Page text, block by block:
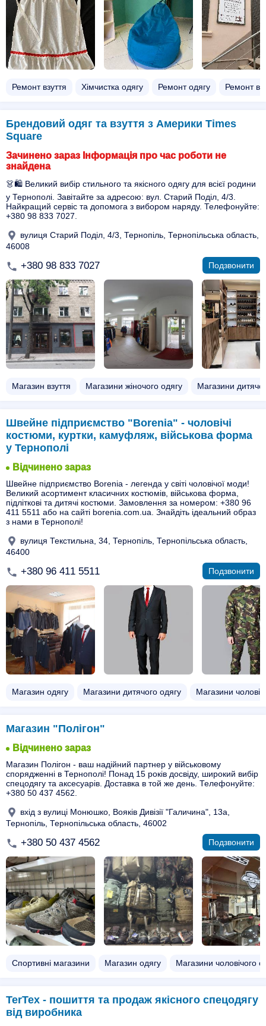
Ремонт взуття Хімчистка одягу Ремонт одягу Ремонт
Брендовий одяг та взуття з Америки Times
Square
Зачинено зараз Інформація про час роботи не
знайдена
👗🛍️ Великий вибір стильного та якісного одягу для всієї родини
у Тернополі. Завітайте за адресою: вул. Старий Поділ, 4/3.
Найкращий сервіс та допомога з вибором наряду. Телефонуйте:
+380 98 833 7027.
вулиця Старий Поділ, 4/3, Тернопіль, Тернопільська область,
46008
+380 98 833 7027 Подзвонити
Магазин взуття Магазини жіночого одягу Магазини
Швейне підприємство "Borenia" - чоловічі
костюми, куртки, камуфляж, військова форма
у Тернополі
Відчинено зараз
Швейне підприємство Borenia - легенда у світі чоловічої моди!
Великий асортимент класичних костюмів, військова форма,
підліткові та дитячі костюми. Замовлення за номером: +380 96
411 5511 або на сайті borenia.com.ua. Знайдіть ідеальний образ
з нами в Тернополі!
вулиця Текстильна, 34, Тернопіль, Тернопільська область,
46400
+380 96 411 5511 Подзвонити
Магазин одягу Магазини дитячого одягу Магазини
Магазин "Полігон"
Відчинено зараз
Магазин Полігон - ваш надійний партнер у військовому
спорядженні в Тернополі! Понад 15 років досвіду, широкий вибір
спецодягу та аксесуарів. Доставка в той же день. Телефонуйте:
+380 50 437 4562.
вхід з вулиці Монюшко, Вояків Дивізії "Галичина", 13а,
Тернопіль, Тернопільська область, 46002
+380 50 437 4562 Подзвонити
Спортивні магазини Магазин одягу Магазини чоловічого
TerTex - пошиття та продаж якісного спецодягу
від виробника